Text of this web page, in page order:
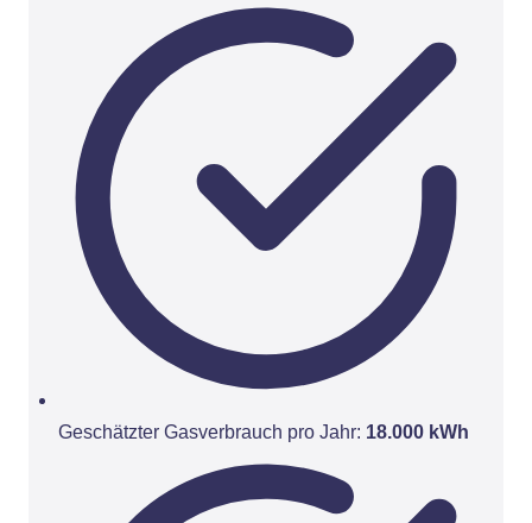
Geschätzter Gasverbrauch pro Jahr: 18.000 kWh